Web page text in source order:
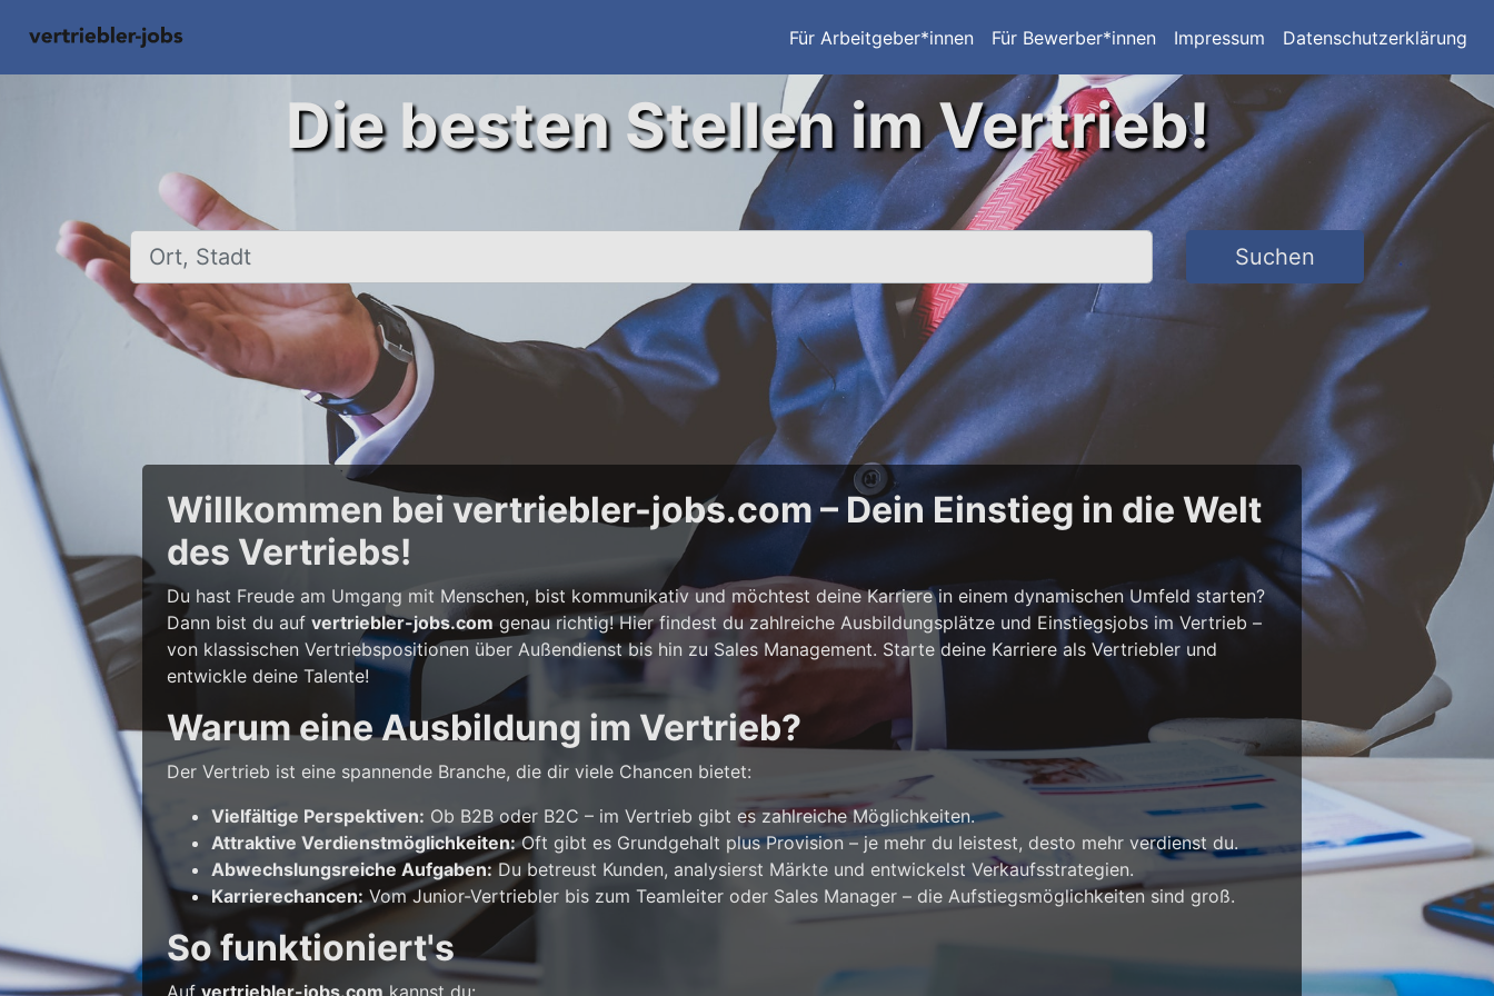
Für Arbeitgeber*innen Für Bewerber*innen Impressum Datenschutzerklärung
Die besten Stellen im Vertrieb!
Ort, Stadt Suchen
Willkommen bei vertriebler-jobs.com – Dein Einstieg in die Welt
des Vertriebs!
Du hast Freude am Umgang mit Menschen, bist kommunikativ und möchtest deine Karriere in einem dynamischen Umfeld starten?
Dann bist du aufvertriebler-jobs.com genau richtig! Hier findest du zahlreiche Ausbildungsplätze und Einstiegsjobs im Vertrieb –
von klassischen Vertriebspositionen über Außendienst bis hin zu Sales Management. Starte deine Karriere als Vertriebler und
entwickle deine Talente!
Warum eine Ausbildung im Vertrieb?
Der Vertrieb ist eine spannende Branche, die dir viele Chancen bietet:
Vielfältige Perspektiven: Ob B2B oder B2C – im Vertrieb gibt es zahlreiche Möglichkeiten.
Attraktive Verdienstmöglichkeiten:Oft gibt es Grundgehalt plus Provision – je mehr du leistest, desto mehr verdienst du.
Abwechslungsreiche Aufgaben:Du betreust Kunden, analysierst Märkte und entwickelst Verkaufsstrategien.
Karrierechancen:Vom Junior-Vertriebler bis zum Teamleiter oder Sales Manager – die Aufstiegsmöglichkeiten sind groß.
So funktioniert's